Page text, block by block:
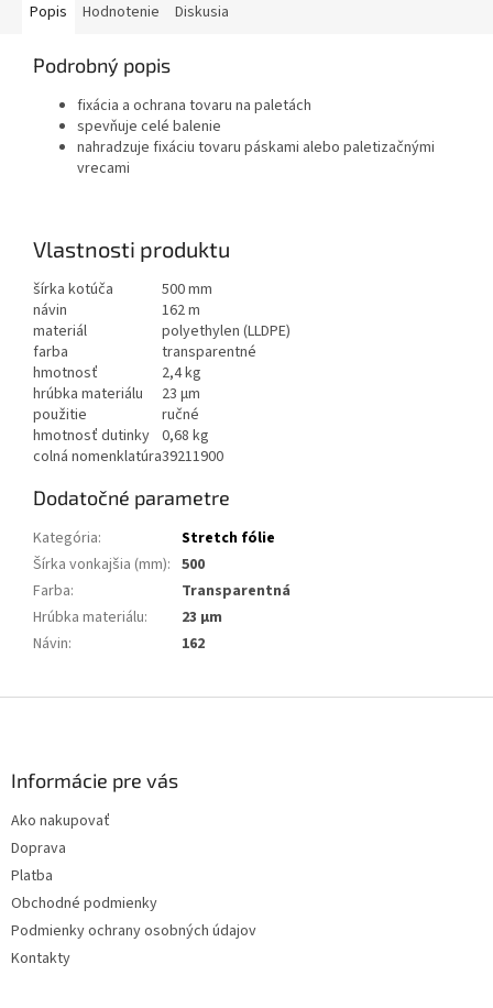
Popis Hodnotenie Diskusia
Podrobný popis
fixácia a ochrana tovaru na paletách
spevňuje celé balenie
nahradzuje fixáciu tovaru páskami alebo paletizačnými
vrecami
Vlastnosti produktu
šírka kotúča
500 mm
návin
162 m
materiál
polyethylen (LLDPE)
farba
transparentné
hmotnosť
2,4 kg
hrúbka materiálu
23 µm
použitie
ručné
hmotnosť dutinky 0,68 kg
colná nomenklatúra39211900
Dodatočné parametre
Kategória:
Stretch fólie
Šírka vonkajšia (mm): 500
Farba:
Transparentná
Hrúbka materiálu:
23 µm
Návin: 162
Informácie pre vás
Ako nakupovať
Doprava
Platba
Obchodné podmienky
Podmienky ochrany osobných údajov
Kontakty